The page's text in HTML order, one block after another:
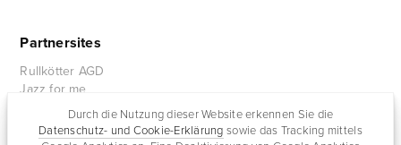
Durch die Nutzung dieser Website erkennen Sie die
Datenschutz- und Cookie-Erklärung sowie das Tracking mittels
Partnersites
Rullkötter AGD
Jazz for me